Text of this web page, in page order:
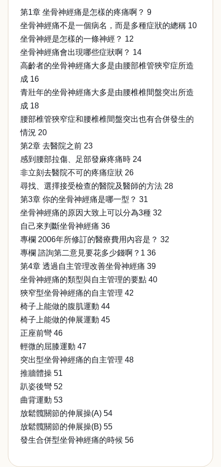
第1章 坐骨神經痛是怎樣的疼痛啊？ 9
坐骨神經痛不是一個病名，而是多種症狀的總稱 10
坐骨神經是怎樣的一條神經？ 12
坐骨神經痛會出現哪些症狀啊？ 14
高齡者的坐骨神經痛大多是由腰部椎管狹窄症所造
成 16
青壯年的坐骨神經痛大多是由腰椎椎間盤突出所造
成 18
腰部椎管狹窄症和腰椎椎間盤突出也有合併發生的
情況 20
第2章 去醫院之前 23
感到腰部拉傷、足部發麻疼痛時 24
非立刻去醫院不可的疼痛症狀 26
尋找、選擇接受檢查的醫院及醫師的方法 28
第3章 你的坐骨神經痛是哪一型？ 31
坐骨神經痛的原因大致上可以分為3種 32
自己來判斷坐骨神經痛 36
專欄 2006年所修訂的醫療費用內容是？ 32
專欄 諮詢第二意見要花多少錢啊？1 36
第4章 透過自主管理改善坐骨神經痛 39
坐骨神經痛的類型與自主管理的要點 40
狹窄型坐骨神經痛的自主管理 42
椅子上能做的腹肌運動 44
椅子上能做的伸展運動 45
正座前彎 46
輕微的屈膝運動 47
突出型坐骨神經痛的自主管理 48
推牆體操 51
趴姿後彎 52
曲背運動 53
放鬆髖關節的伸展操(A) 54
放鬆髖關節的伸展操(B) 55
發生合併型坐骨神經痛的時候 56